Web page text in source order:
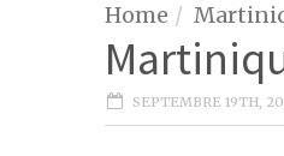
Home
SEPTEMBRE 19TH,